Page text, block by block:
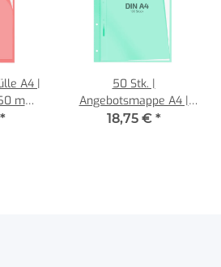
A4 |
mm |
*
50 Stk. |
Angebotsmappe A4 |
grün | PE glatt 0,160 mm
18,75 € *